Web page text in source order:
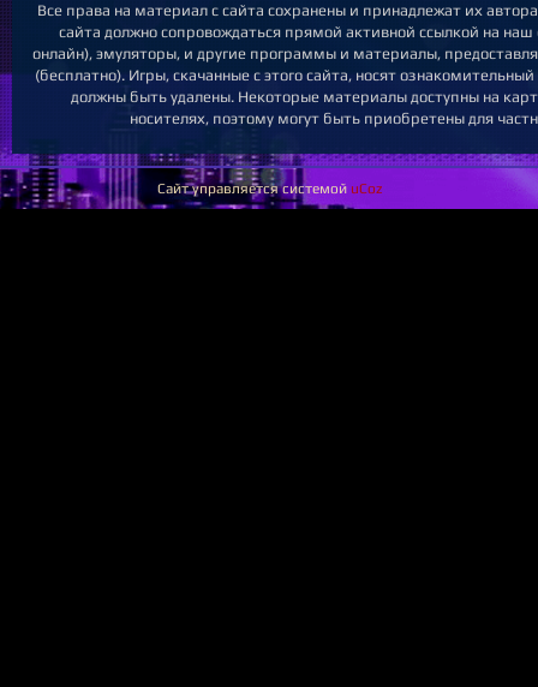
Все права на материал с сайта сохранены и принадлежат их
сайта должно сопровождаться прямой активной ссылкой на наш
онлайн), эмуляторы, и другие программы и материалы,
(бесплатно). Игры, скачанные с этого сайта, носят
должны быть удалены. Некоторые материалы доступны на
носителях, поэтому могут быть приобретены для
Сайт управляется системой uCoz